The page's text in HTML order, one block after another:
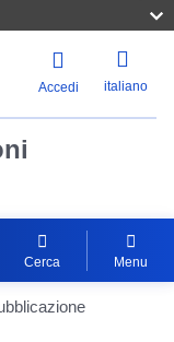
Accedi italiano
Cerca Menu